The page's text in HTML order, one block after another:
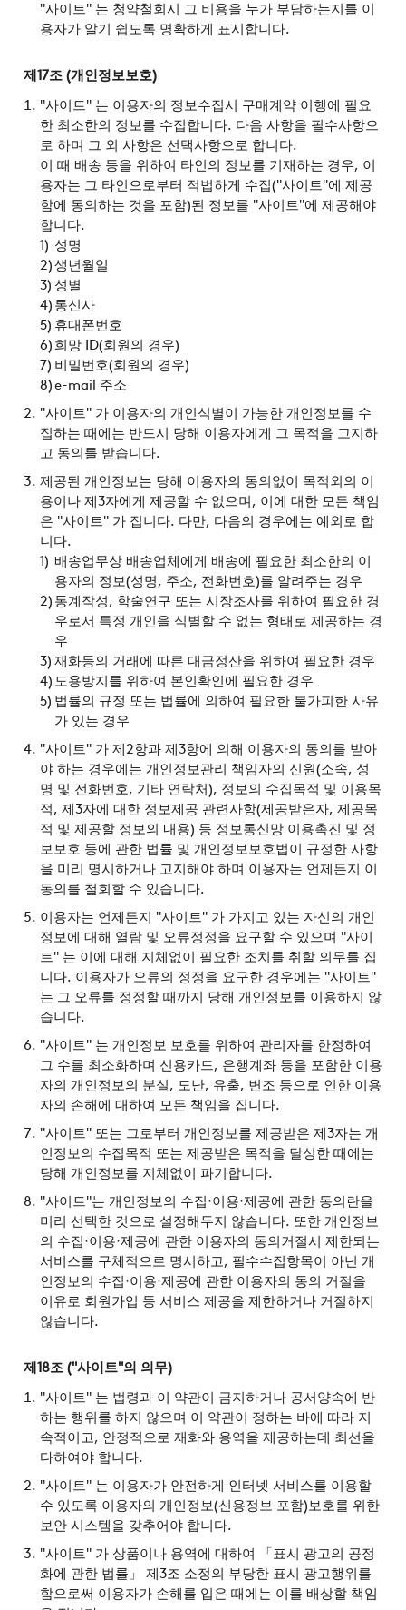
"사이트" 는 청약철회시 그 비용을 누가 부담하는지를 이
용자가 알기 쉽도록 명확하게 표시합니다.
제17조 (개인정보보호)
"사이트" 는 이용자의 정보수집시 구매계약 이행에 필요
한 최소한의 정보를 수집합니다. 다음 사항을 필수사항으
로 하며 그 외 사항은 선택사항으로 합니다.
이 때 배송 등을 위하여 타인의 정보를 기재하는 경우, 이
용자는 그 타인으로부터 적법하게 수집("사이트"에 제공
함에 동의하는 것을 포함)된 정보를 "사이트"에 제공해야
합니다.
성명
생년월일
성별
통신사
휴대폰번호
희망 ID(회원의 경우)
비밀번호(회원의 경우)
e-mail 주소
"사이트" 가 이용자의 개인식별이 가능한 개인정보를 수
집하는 때에는 반드시 당해 이용자에게 그 목적을 고지하
고 동의를 받습니다.
제공된 개인정보는 당해 이용자의 동의없이 목적외의 이
용이나 제3자에게 제공할 수 없으며, 이에 대한 모든 책임
은 "사이트" 가 집니다. 다만, 다음의 경우에는 예외로 합
니다.
배송업무상 배송업체에게 배송에 필요한 최소한의 이
용자의 정보(성명, 주소, 전화번호)를 알려주는 경우
통계작성, 학술연구 또는 시장조사를 위하여 필요한 경
우로서 특정 개인을 식별할 수 없는 형태로 제공하는 경
우
재화등의 거래에 따른 대금정산을 위하여 필요한 경우
도용방지를 위하여 본인확인에 필요한 경우
법률의 규정 또는 법률에 의하여 필요한 불가피한 사유
가 있는 경우
"사이트" 가 제2항과 제3항에 의해 이용자의 동의를 받아
야 하는 경우에는 개인정보관리 책임자의 신원(소속, 성
명 및 전화번호, 기타 연락처), 정보의 수집목적 및 이용목
적, 제3자에 대한 정보제공 관련사항(제공받은자, 제공목
적 및 제공할 정보의 내용) 등 정보통신망 이용촉진 및 정
보보호 등에 관한 법률 및 개인정보보호법이 규정한 사항
을 미리 명시하거나 고지해야 하며 이용자는 언제든지 이
동의를 철회할 수 있습니다.
이용자는 언제든지 "사이트" 가 가지고 있는 자신의 개인
정보에 대해 열람 및 오류정정을 요구할 수 있으며 "사이
트" 는 이에 대해 지체없이 필요한 조치를 취할 의무를 집
니다. 이용자가 오류의 정정을 요구한 경우에는 "사이트"
는 그 오류를 정정할 때까지 당해 개인정보를 이용하지 않
습니다.
"사이트" 는 개인정보 보호를 위하여 관리자를 한정하여
그 수를 최소화하며 신용카드, 은행계좌 등을 포함한 이용
자의 개인정보의 분실, 도난, 유출, 변조 등으로 인한 이용
자의 손해에 대하여 모든 책임을 집니다.
"사이트" 또는 그로부터 개인정보를 제공받은 제3자는 개
인정보의 수집목적 또는 제공받은 목적을 달성한 때에는
당해 개인정보를 지체없이 파기합니다.
"사이트"는 개인정보의 수집·이용·제공에 관한 동의란을
미리 선택한 것으로 설정해두지 않습니다. 또한 개인정보
의 수집·이용·제공에 관한 이용자의 동의거절시 제한되는
서비스를 구체적으로 명시하고, 필수수집항목이 아닌 개
인정보의 수집·이용·제공에 관한 이용자의 동의 거절을
이유로 회원가입 등 서비스 제공을 제한하거나 거절하지
않습니다.
제18조 ("사이트"의 의무)
"사이트" 는 법령과 이 약관이 금지하거나 공서양속에 반
하는 행위를 하지 않으며 이 약관이 정하는 바에 따라 지
속적이고, 안정적으로 재화와 용역을 제공하는데 최선을
다하여야 합니다.
"사이트" 는 이용자가 안전하게 인터넷 서비스를 이용할
수 있도록 이용자의 개인정보(신용정보 포함)보호를 위한
보안 시스템을 갖추어야 합니다.
"사이트" 가 상품이나 용역에 대하여 「표시 광고의 공정
화에 관한 법률」 제3조 소정의 부당한 표시 광고행위를
함으로써 이용자가 손해를 입은 때에는 이를 배상할 책임